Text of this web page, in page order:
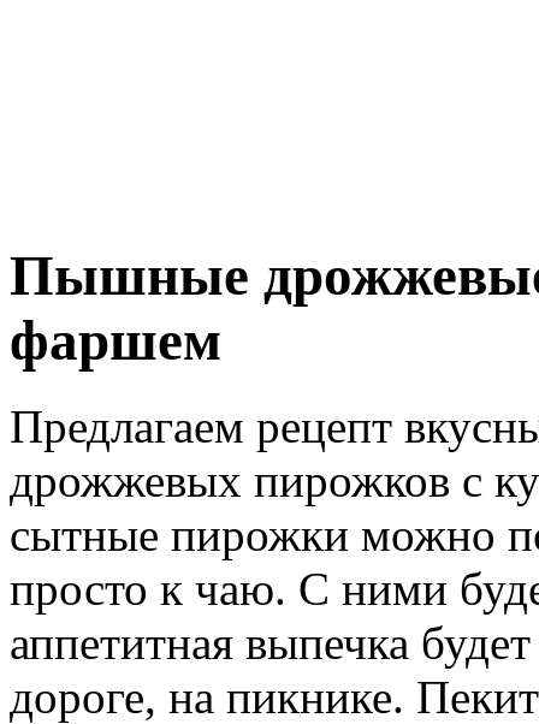
Пышные
фаршем
Предлагаем рецепт
дрожжевых пирожков с
сытные пирожки можно
просто к чаю. С ними
аппетитная выпечка
дороге, на пикнике.